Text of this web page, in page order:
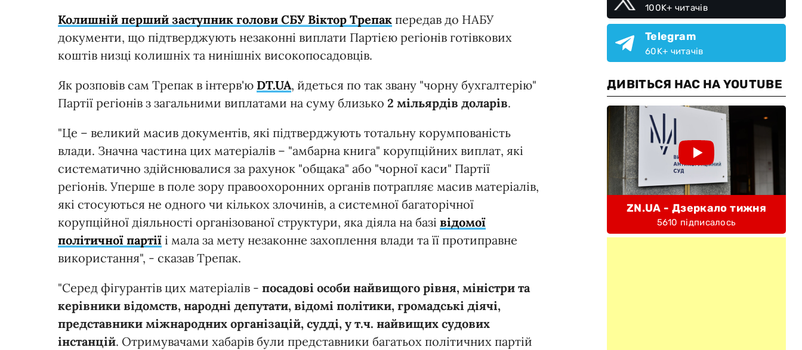
Колишній перший заступник голови СБУ Віктор Трепак передав до НАБУ
документи, що підтверджують незаконні виплати Партією регіонів готівкових
коштів низці колишніх та нинішніх високопосадовців.
Як розповів сам Трепак в інтерв'ю DT.UA, йдеться по так звану "чорну бухгалтерію"
Партії регіонів з загальними виплатами на суму близько 2 мільярдів доларів.
"Це – великий масив документів, які підтверджують тотальну корумпованість
влади. Значна частина цих матеріалів ­– "амбарна книга" корупційних виплат, які
систематично здійснювалися за рахунок "общака" або "чорної каси" Партії
регіонів. Уперше в поле зору правоохоронних органів потрапляє масив матеріалів,
які стосуються не одного чи кількох злочинів, а системної багаторічної
корупційної діяльності організованої структури, яка діяла на базі відомої
політичної партії і мала за мету незаконне захоплення влади та її протиправне
використання", - сказав Трепак.
"Серед фігурантів цих матеріалів - посадові особи найвищого рівня, міністри та
керівники відомств, народні депутати, відомі політики, громадські діячі,
представники міжнародних організацій, судді, у т.ч. найвищих судових
інстанцій. Отримувачами хабарів були представники багатьох політичних партій
100K+ читачів
Telegram
60K+ читачів
ДИВІТЬСЯ НАС НА YOUTUBE
ZN.UA - Дзеркало тижня
5610 підписалось